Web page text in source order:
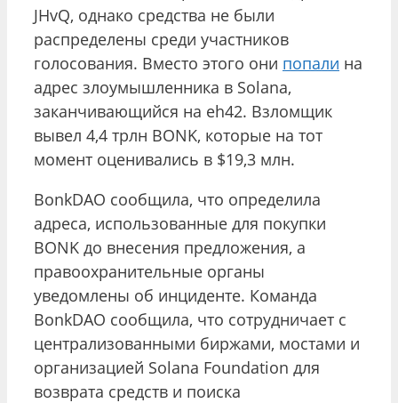
JHvQ, однако средства не были
распределены среди участников
голосования. Вместо этого они попали на
адрес злоумышленника в Solana,
заканчивающийся на eh42. Взломщик
вывел 4,4 трлн BONK, которые на тот
момент оценивались в $19,3 млн.
BonkDAO сообщила, что определила
адреса, использованные для покупки
BONK до внесения предложения, а
правоохранительные органы
уведомлены об инциденте. Команда
BonkDAO сообщила, что сотрудничает с
централизованными биржами, мостами и
организацией Solana Foundation для
возврата средств и поиска